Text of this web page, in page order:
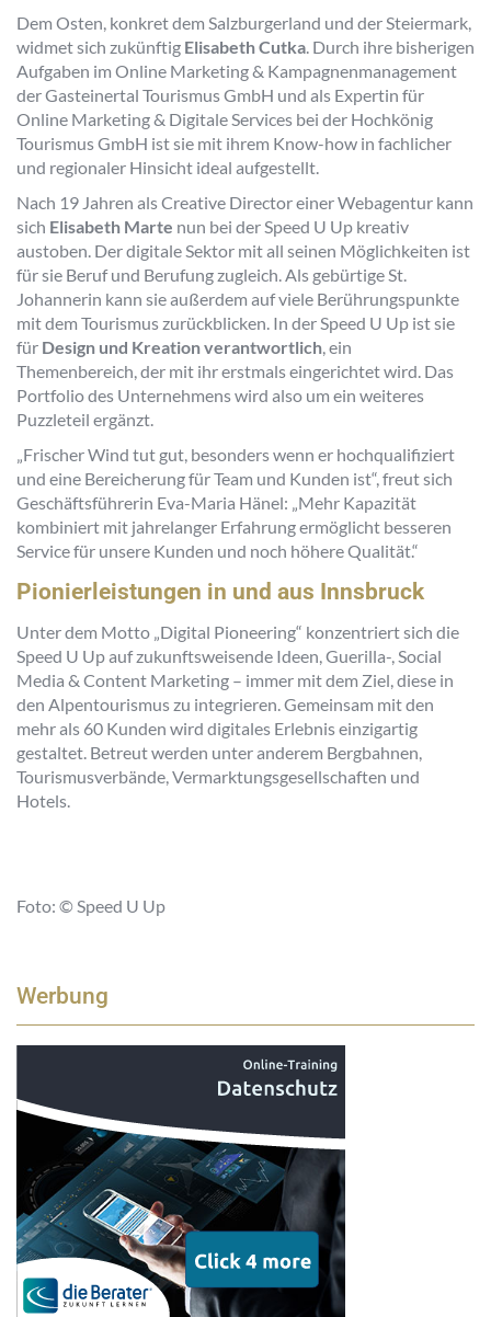
Dem Osten, konkret dem Salzburgerland und der Steiermark,
widmet sich zukünftig Elisabeth Cutka. Durch ihre bisherigen
Aufgaben im Online Marketing & Kampagnenmanagement
der Gasteinertal Tourismus GmbH und als Expertin für
Online Marketing & Digitale Services bei der Hochkönig
Tourismus GmbH ist sie mit ihrem Know-how in fachlicher
und regionaler Hinsicht ideal aufgestellt.
Nach 19 Jahren als Creative Director einer Webagentur kann
sich Elisabeth Marte nun bei der Speed U Up kreativ
austoben. Der digitale Sektor mit all seinen Möglichkeiten ist
für sie Beruf und Berufung zugleich. Als gebürtige St.
Johannerin kann sie außerdem auf viele Berührungspunkte
mit dem Tourismus zurückblicken. In der Speed U Up ist sie
für Design und Kreation verantwortlich, ein
Themenbereich, der mit ihr erstmals eingerichtet wird. Das
Portfolio des Unternehmens wird also um ein weiteres
Puzzleteil ergänzt.
„Frischer Wind tut gut, besonders wenn er hochqualifiziert
und eine Bereicherung für Team und Kunden ist“, freut sich
Geschäftsführerin Eva-Maria Hänel: „Mehr Kapazität
kombiniert mit jahrelanger Erfahrung ermöglicht besseren
Service für unsere Kunden und noch höhere Qualität.“
Pionierleistungen in und aus Innsbruck
Unter dem Motto „Digital Pioneering“ konzentriert sich die
Speed U Up auf zukunftsweisende Ideen, Guerilla-, Social
Media & Content Marketing – immer mit dem Ziel, diese in
den Alpentourismus zu integrieren. Gemeinsam mit den
mehr als 60 Kunden wird digitales Erlebnis einzigartig
gestaltet. Betreut werden unter anderem Bergbahnen,
Tourismusverbände, Vermarktungsgesellschaften und
Hotels.
Foto: © Speed U Up
Werbung